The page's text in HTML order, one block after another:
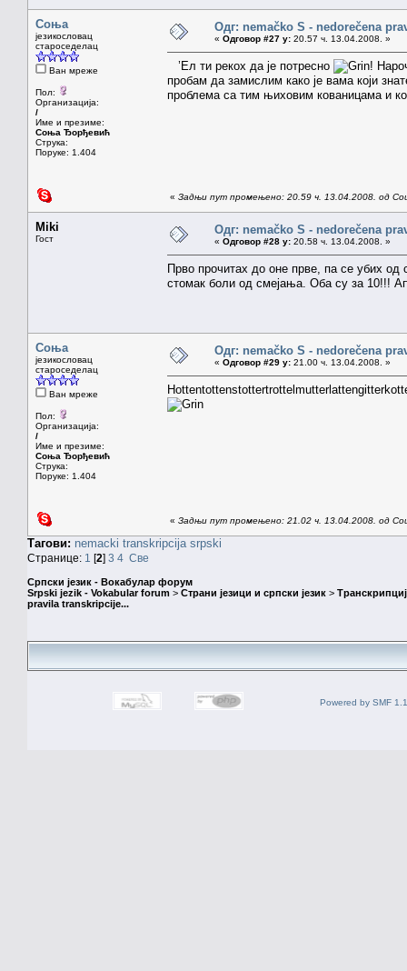
Соња
језикословац
староседелац
Ван мреже
Пол:
Организација:
/
Име и презиме:
Соња Ђорђевић
Струка:
Поруке: 1.404
Одг: nemačko S - nedorečena
« Одговор #27 у: 20.57 ч. 13.04.2008. »
’Ел ти рекох да је потресно
!
пробам да замислим како је вама који
проблема са тим њиховим кованицама и
« Задњи пут промењено: 20.59 ч. 13.04.2008. од
Miki
Гост
Одг: nemačko S - nedorečena
« Одговор #28 у: 20.58 ч. 13.04.2008. »
Прво прочитах до оне прве, па се убих
стомак боли од смејања. Оба су за 10!!!
Соња
језикословац
староседелац
Ван мреже
Пол:
Организација:
/
Име и презиме:
Соња Ђорђевић
Струка:
Поруке: 1.404
Одг: nemačko S - nedorečena
« Одговор #29 у: 21.00 ч. 13.04.2008. »
« Задњи пут промењено: 21.02 ч. 13.04.2008. од
Тагови: nemacki transkripcija srpski
Странице: 1 [2] 3 4 Све
Српски језик - Вокабулар форум
Srpski jezik - Vokabular forum > Страни језици и српски језик >
pravila transkripcije...
Powered by SMF